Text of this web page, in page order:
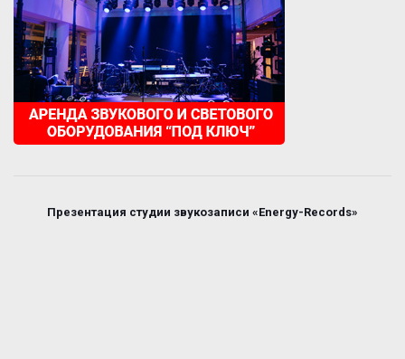
Презентация студии звукозаписи «Energy-Records»